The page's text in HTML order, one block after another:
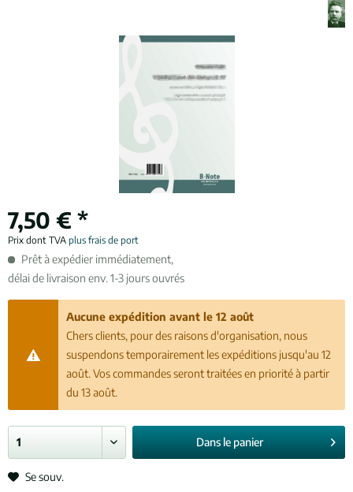
7,50 € *
Prix dont TVA plus frais de port
Prêt à expédier immédiatement,
délai de livraison env. 1-3 jours ouvrés
Aucune expédition avant le 12 août
Chers clients, pour des raisons d'organisation, nous
suspendons temporairement les expéditions jusqu'au 12
août. Vos commandes seront traitées en priorité à partir
du 13 août.
Dans le panier
Se souv.